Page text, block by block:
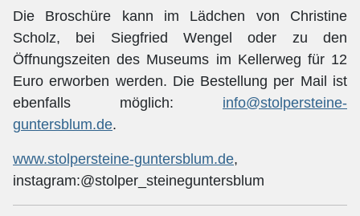
Die Broschüre kann im Lädchen von Christine
Scholz, bei Siegfried Wengel oder zu den
Öffnungszeiten des Museums im Kellerweg für 12
Euro erworben werden. Die Bestellung per Mail ist
ebenfalls möglich: info@stolpersteine-
guntersblum.de.
www.stolpersteine-guntersblum.de,
instagram:@stolper_steineguntersblum